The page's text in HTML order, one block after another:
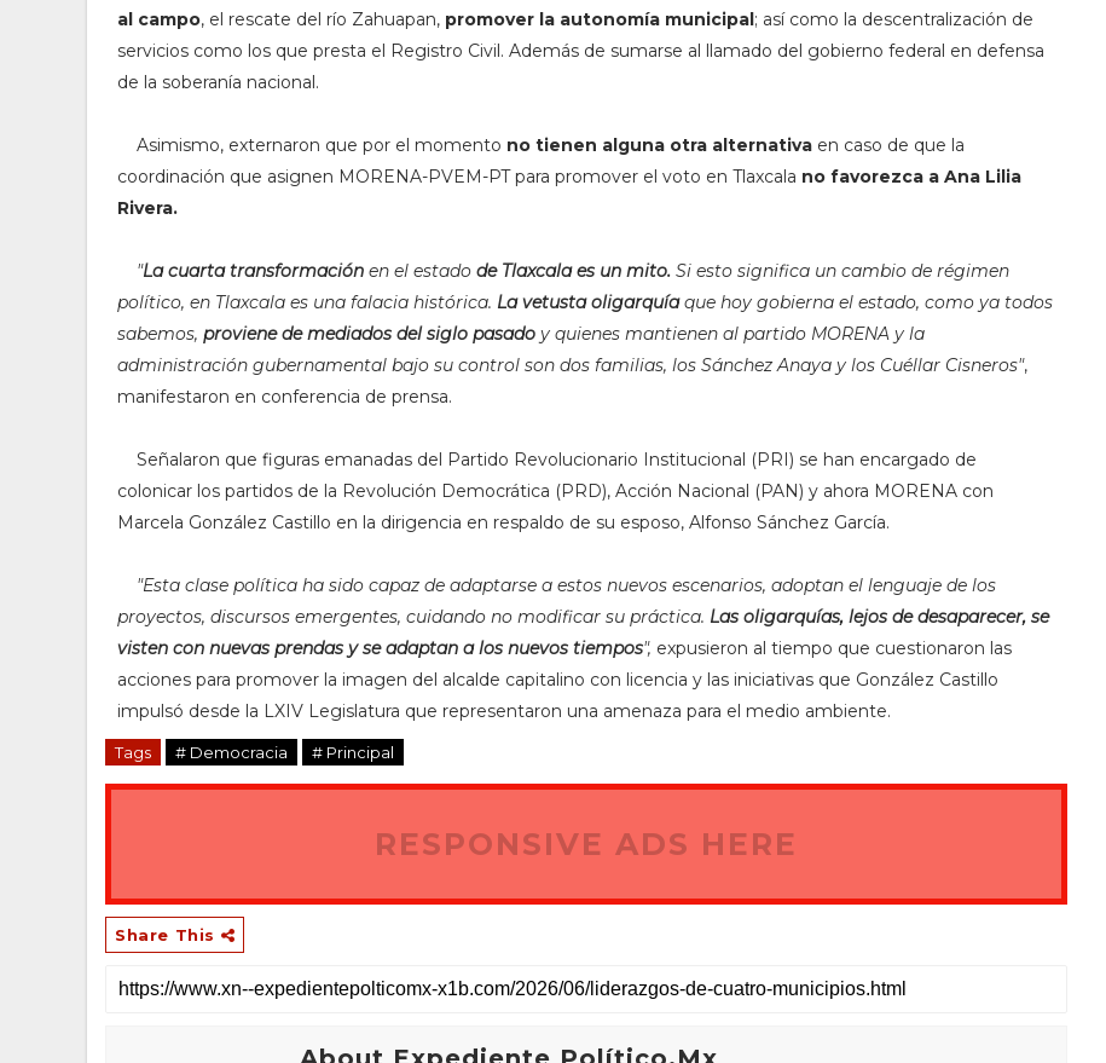
al campo, el rescate del río Zahuapan, promover la autonomía municipal; así como la descentralización de
servicios como los que presta el Registro Civil. Además de sumarse al llamado del gobierno federal en defensa
de la soberanía nacional.
Asimismo, externaron que por el momento no tienen alguna otra alternativa en caso de que la
coordinación que asignen MORENA-PVEM-PT para promover el voto en Tlaxcala no favorezca a Ana Lilia
Rivera.
"La cuarta transformación en el estado de Tlaxcala es un mito. Si esto significa un cambio de régimen
político, en Tlaxcala es una falacia histórica. La vetusta oligarquíaque hoy gobierna el estado, como ya todos
sabemos, proviene de mediados del siglo pasado y quienes mantienen al partido MORENA y la
administración gubernamental bajo su control son dos familias, los Sánchez Anaya y los Cuéllar Cisneros",
manifestaron en conferencia de prensa.
Señalaron que figuras emanadas del Partido Revolucionario Institucional (PRI) se han encargado de
colonicar los partidos de la Revolución Democrática (PRD), Acción Nacional (PAN) y ahora MORENA con
Marcela González Castillo en la dirigencia en respaldo de su esposo, Alfonso Sánchez García.
"Esta clase política ha sido capaz de adaptarse a estos nuevos escenarios, adoptan el lenguaje de los
proyectos, discursos emergentes, cuidando no modificar su práctica. Las oligarquías, lejos de desaparecer, se
visten con nuevas prendas y se adaptan a los nuevos tiempos", expusieron al tiempo que cuestionaron las
acciones para promover la imagen del alcalde capitalino con licencia y las iniciativas que González Castillo
impulsó desde la LXIV Legislatura que representaron una amenaza para el medio ambiente.
Tags # Democracia # Principal
RESPONSIVE ADS HERE
Share This